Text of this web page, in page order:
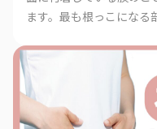
ます。最も根っこになる